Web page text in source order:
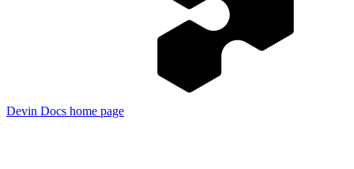
Devin Docs home page